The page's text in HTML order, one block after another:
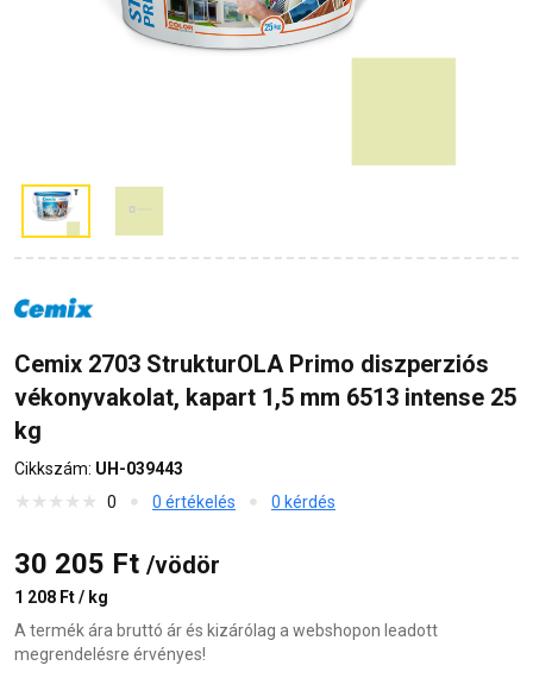
Cemix 2703 StrukturOLA Primo diszperziós
vékonyvakolat, kapart 1,5 mm 6513 intense 25
kg
Cikkszám: UH-039443
0
0 értékelés 0 kérdés
30 205 Ft /vödör
1 208 Ft / kg
A termék ára bruttó ár és kizárólag a webshopon leadott
megrendelésre érvényes!